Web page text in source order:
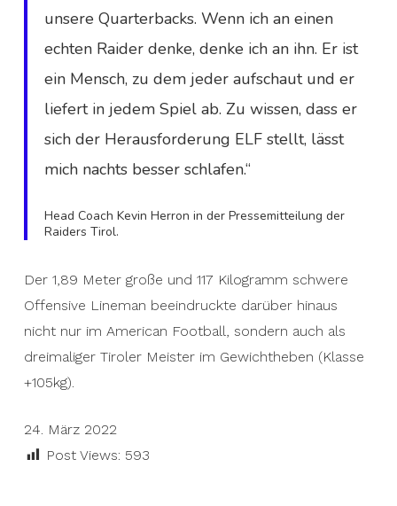
unsere Quarterbacks. Wenn ich an einen
echten Raider denke, denke ich an ihn. Er ist
ein Mensch, zu dem jeder aufschaut und er
liefert in jedem Spiel ab. Zu wissen, dass er
sich der Herausforderung ELF stellt, lässt
mich nachts besser schlafen.“
Head Coach Kevin Herron in der Pressemitteilung der
Raiders Tirol.
Der 1,89 Meter große und 117 Kilogramm schwere
Offensive Lineman beeindruckte darüber hinaus
nicht nur im American Football, sondern auch als
dreimaliger Tiroler Meister im Gewichtheben (Klasse
+105kg).
24. März 2022
Post Views: 593